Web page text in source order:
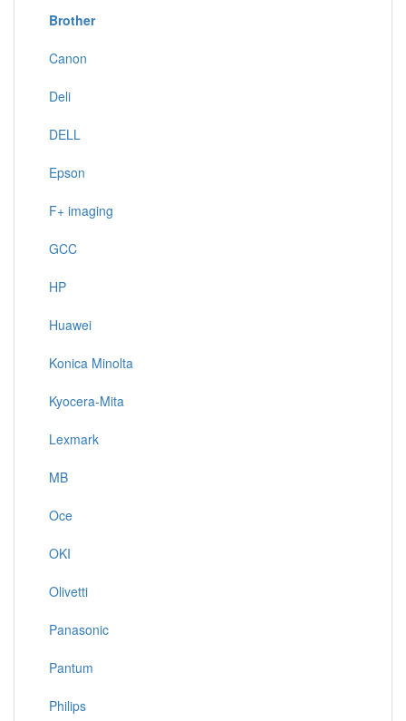
Brother
Canon
Deli
DELL
Epson
F+ imaging
GCC
HP
Huawei
Konica Minolta
Kyocera-Mita
Lexmark
MB
Oce
OKI
Olivetti
Panasonic
Pantum
Philips